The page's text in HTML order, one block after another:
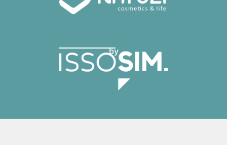
by